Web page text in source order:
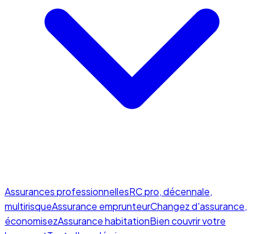
Assurances professionnellesRC pro, décennale,
multirisqueAssurance emprunteurChangez d'assurance,
économisezAssurance habitationBien couvrir votre